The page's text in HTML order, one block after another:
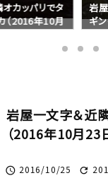
カッパリでタ
（2016年10月
岩
ギ
遭
岩屋一文字＆近
（2016年10月23
 2016/10/25 